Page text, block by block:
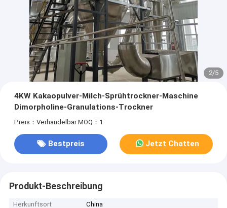
2/5
4KW Kakaopulver-Milch-Sprühtrockner-Maschine
Dimorpholine-Granulations-Trockner
Preis：Verhandelbar MOQ：1
Bestpreis Jetzt Chatten
Produkt-Beschreibung
Herkunftsort
China